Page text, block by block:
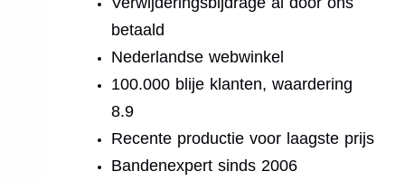
betaald
Nederlandse webwinkel
100.000 blije klanten, waardering
8.9
Recente productie voor laagste prijs
Bandenexpert sinds 2006